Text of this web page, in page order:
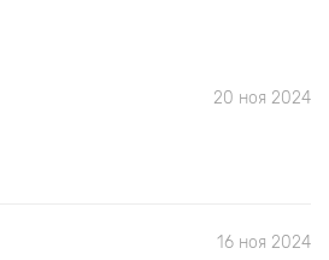
20 ноя 2024
16 ноя 2024